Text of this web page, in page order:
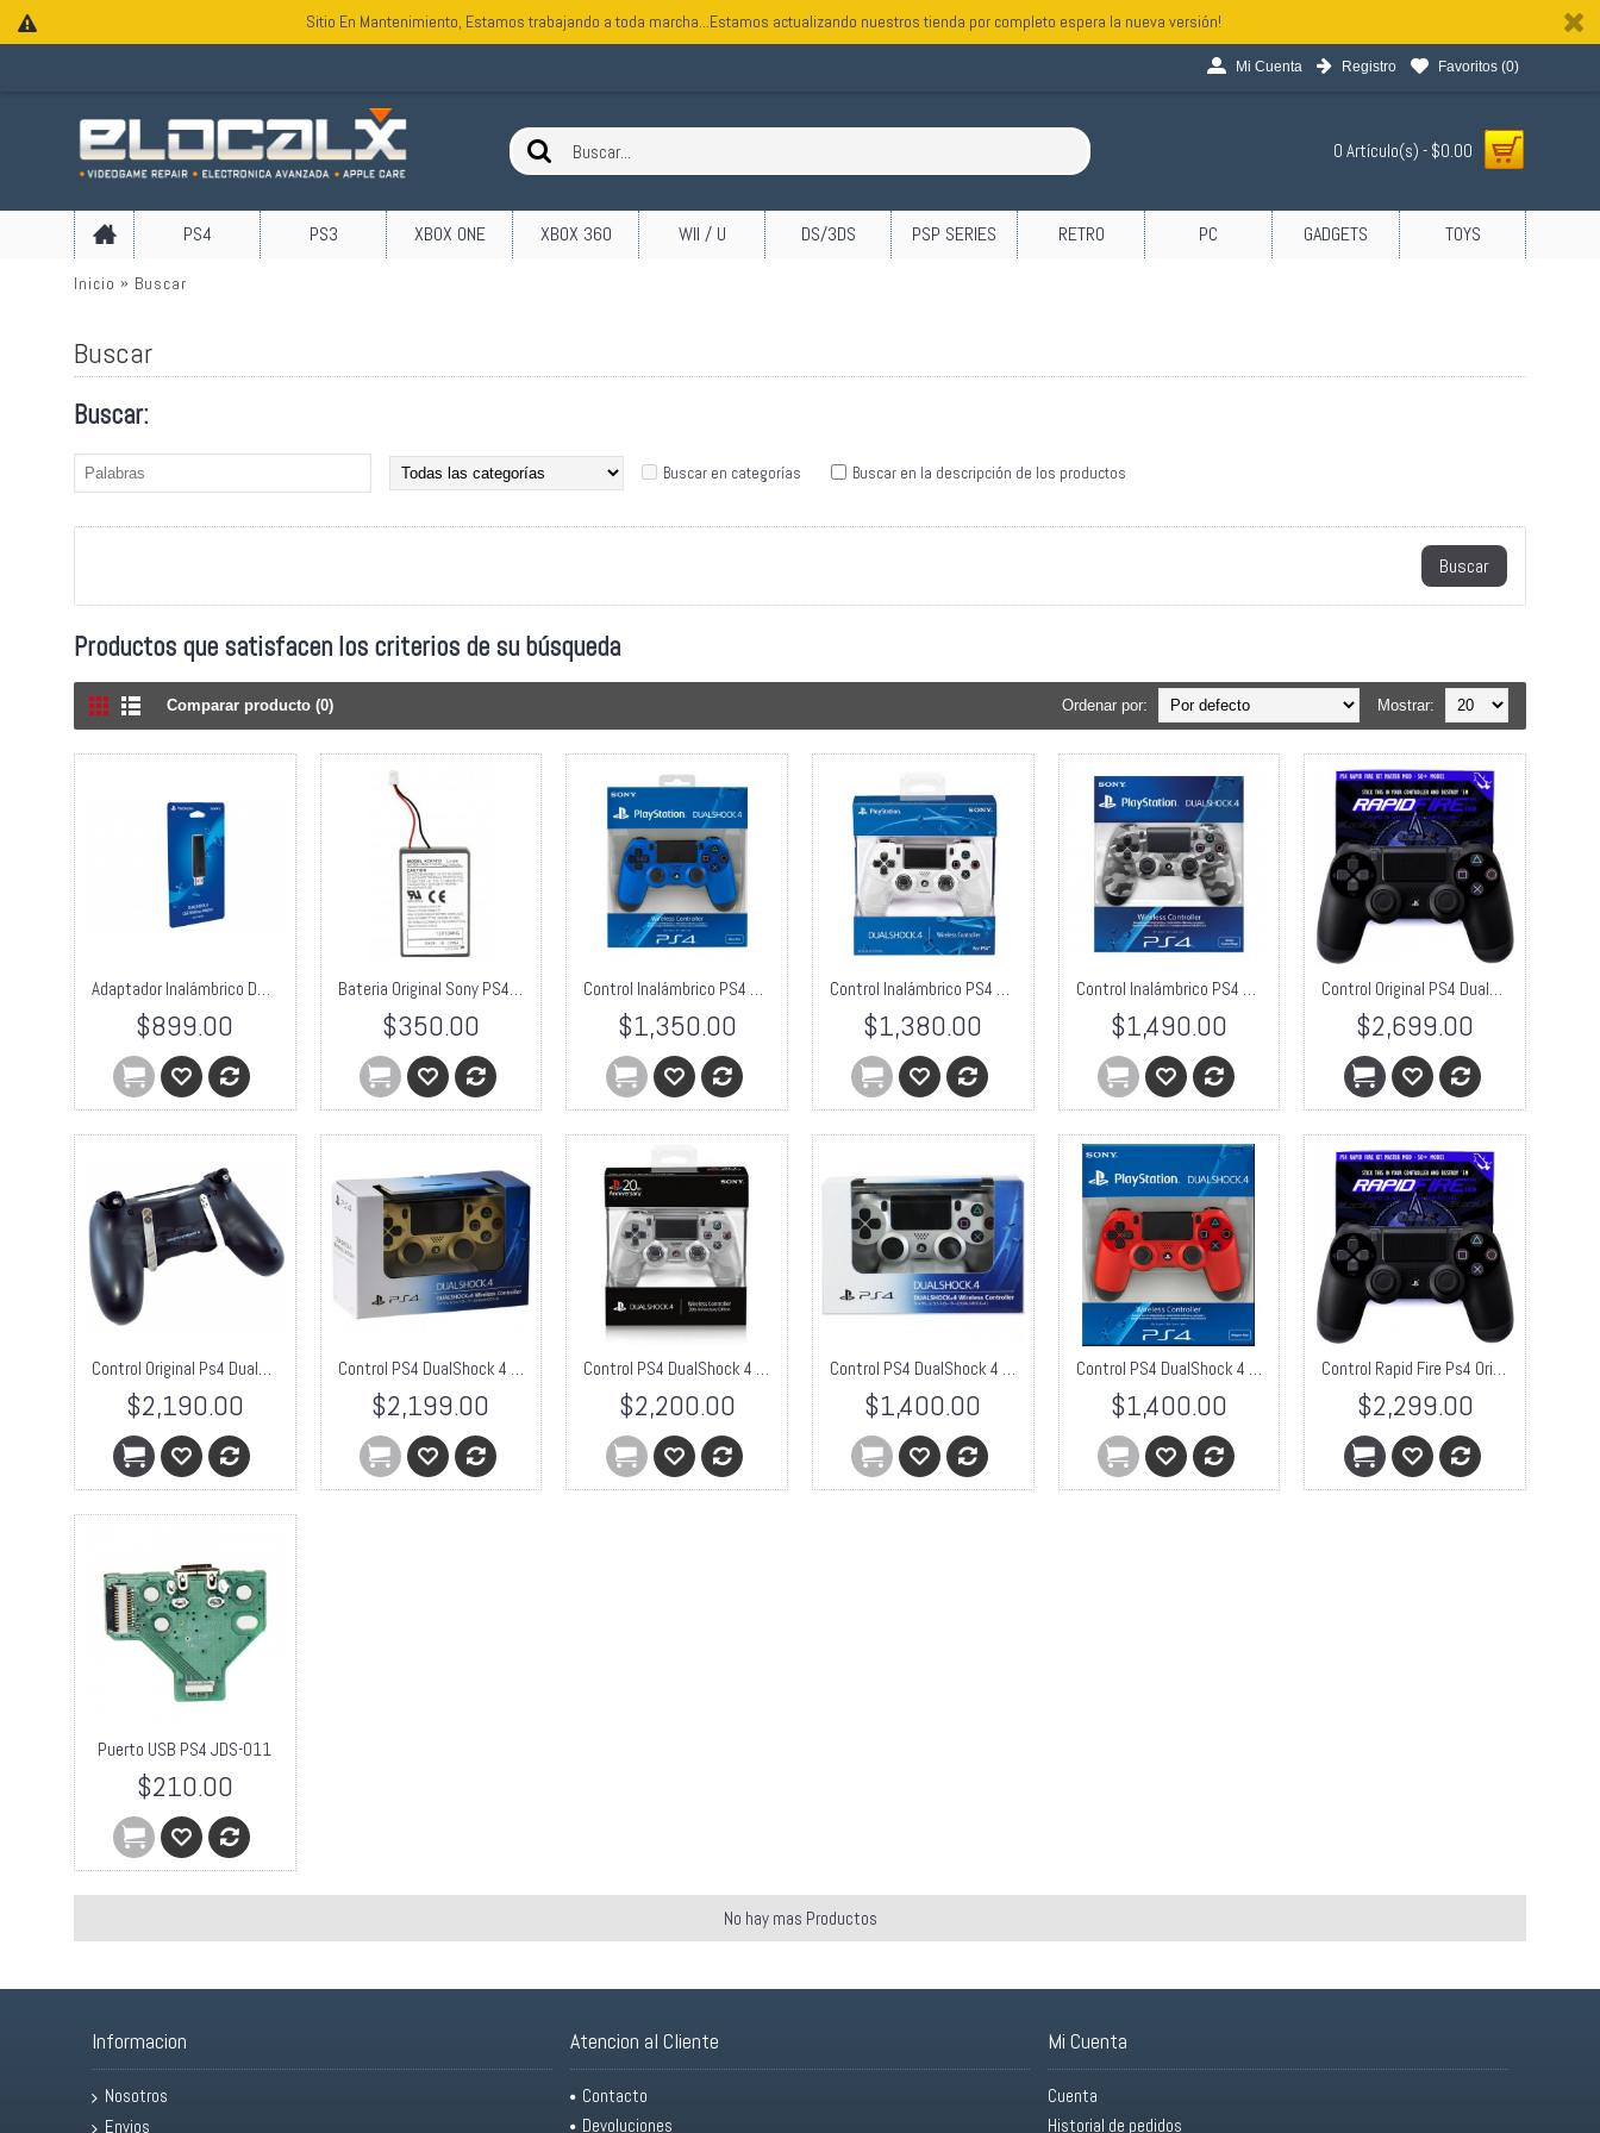
Sitio En Mantenimiento, Estamos trabajando a toda marcha...Estamos actualizando nuestros tienda por completo espera la nueva versión!
Mi Cuenta Registro Favoritos (0)
0 Artículo(s) - $0.00
PS4 PS3 XBOX ONE XBOX 360 WII / U DS/3DS PSP SERIES RETRO PC GADGETS TOYS
Inicio Buscar
Buscar
Buscar:
Buscar en categorías Buscar en la descripción de los productos
Productos que satisfacen los criterios de su búsqueda
Comparar producto (0) Mostrar:
Ordenar por:
$899.00 $350.00 $1,350.00 $1,380.00 $1,490.00 $2,699.00
Control Original Ps4 Dualshok 4 Tipo Scuf Gaming Scuff 2 pallets Color a elegir (preguntar disponibilidad)
$2,190.00
Control PS4 DualShock 4 Dorado Japonés
$2,199.00
Control PS4 DualShock 4 Edición 20 Aniversario
$2,200.00
Control PS4 DualShock 4 Plateado
$1,400.00
Control PS4 DualShock 4 Rojo
$1,400.00
Control Rapid Fire Ps4 Original + Rapidfire Master Mod 50
$2,299.00
Puerto USB PS4 JDS-011
$210.00
No hay mas Productos
Informacion
Nosotros
Envios
Atencion al Cliente
Contacto
Devoluciones
Mi Cuenta
Cuenta
Historial de pedidos